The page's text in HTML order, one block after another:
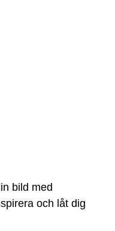
bild med
och låt dig